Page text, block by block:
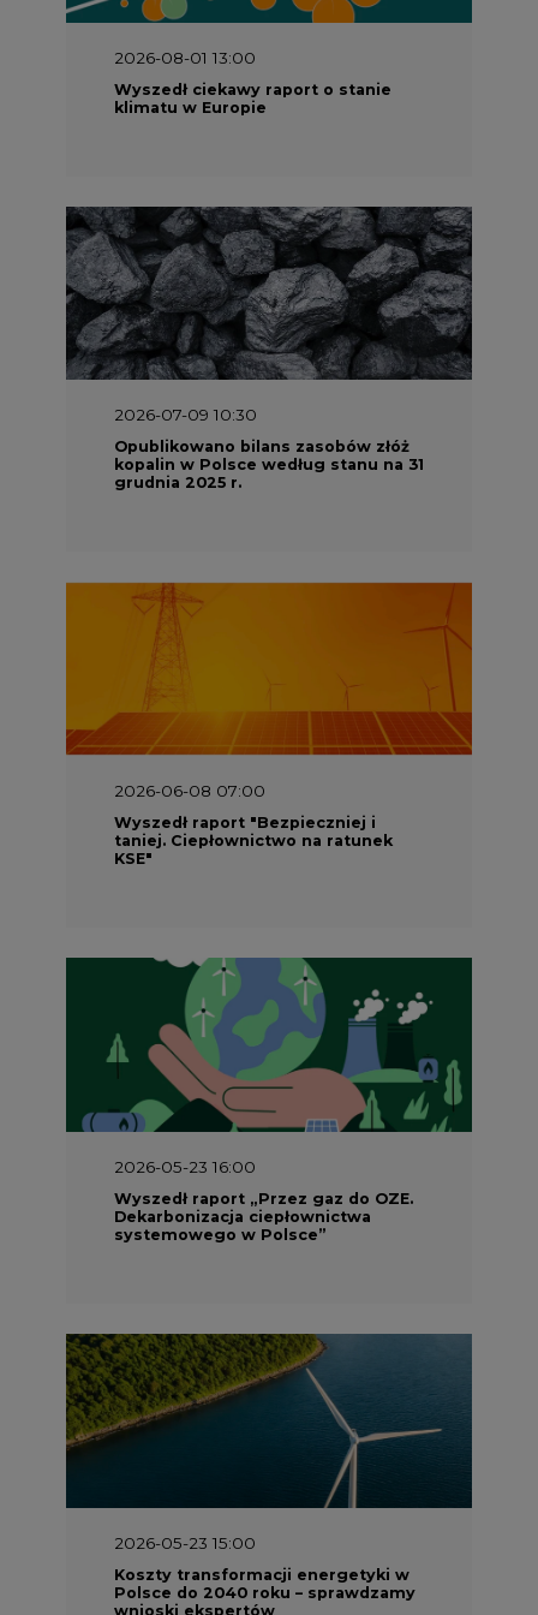
2026-07-09 10:30
Opublikowano bilans zasobów złóż
kopalin w Polsce według stanu na 31
grudnia 2025 r.
2026-06-08 07:00
Wyszedł raport "Bezpieczniej i
taniej. Ciepłownictwo na ratunek
KSE"
2026-05-23 16:00
Wyszedł raport „Przez gaz do OZE.
Dekarbonizacja ciepłownictwa
2026-05-23 15:00
Koszty transformacji energetyki w
Polsce do 2040 roku – sprawdzamy
wnioski ekspertów
2026-05-13 13:00
FLIX opublikował raport
zrównoważonego rozwoju 2025